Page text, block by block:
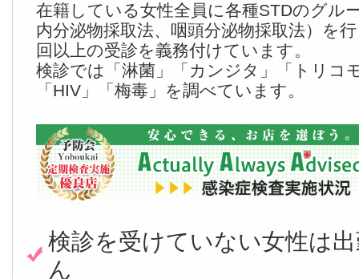
在籍している女性全員に各種STDのグル
内分泌物採取法、咽頭分泌物採取法）を
回以上の受診を義務付けています。
検診では「淋菌」「カンジタ」「トリコ
「HIV」「梅毒」を調べています。
検診を受けていない女性は
ん